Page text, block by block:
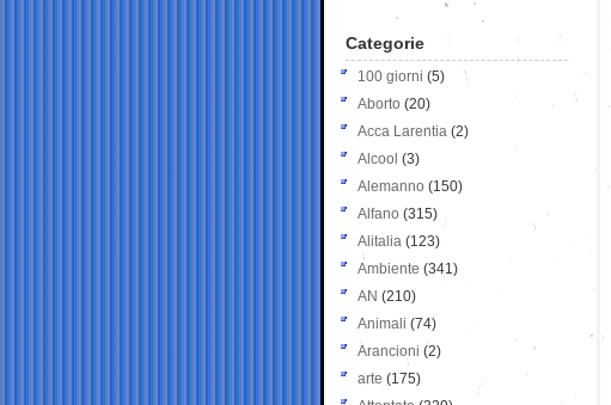
Categorie
100 giorni (5)
Aborto (20)
Acca Larentia (2)
Alcool (3)
Alemanno (150)
Alfano (315)
Alitalia (123)
Ambiente (341)
AN (210)
Animali (74)
Arancioni (2)
arte (175)